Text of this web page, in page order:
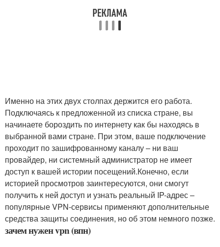
Именно на этих двух столпах держится его работа.
Подключаясь к предложенной из списка стране, вы
начинаете бороздить по интернету как бы находясь в
выбранной вами стране. При этом, ваше подключение
проходит по зашифрованному каналу – ни ваш
провайдер, ни системный администратор не имеет
доступ к вашей истории посещений.Конечно, если
историей просмотров заинтересуются, они смогут
получить к ней доступ и узнать реальный IP-адрес –
популярные VPN-сервисы применяют дополнительные
средства защиты соединения, но об этом немного позже.
зачем нужен vpn (впн)